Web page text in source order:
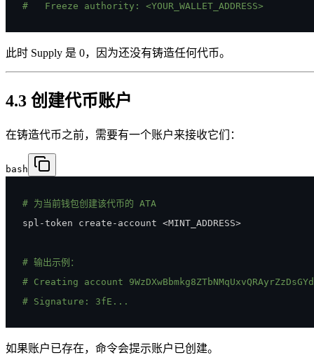
#   Freeze authority: <YOUR_WALLET_ADDRESS>
此时 Supply 是 0，因为还没有铸造任何代币。
4.3 创建代币账户
在铸造代币之前，需要有一个账户来接收它们：
bash
# 为当前钱包创建该代币的 ATA
spl-token create-account <MINT_ADDRESS>
# 输出示例：
# Creating account
# Signature: 3fE...
如果账户已存在，命令会提示账户已创建。